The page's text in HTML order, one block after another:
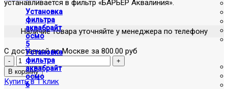
Установка
фильтра
аквабрайт
осмо
5
Установка
фильтра
аквабрайт
осмо
6
устанавливается в фильтр «БАРЬЕР Аквалиния».
Наличие товара уточняйте у менеджера по телефону
С доставкой по Москве за 800.00 руб
Купить в 1 клик